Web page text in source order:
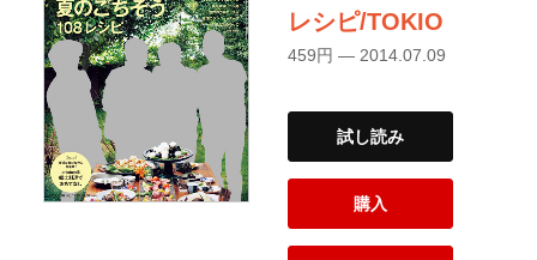
レシピ/TOKIO
459円 — 2014.07.09
試し読み
購入